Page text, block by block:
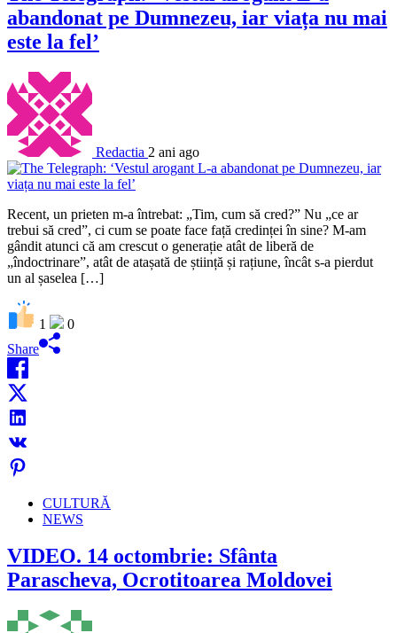
abandonat pe Dumnezeu, iar viața nu mai
este la fel’
Redactia 2 ani ago
Recent, un prieten m-a întrebat: „Tim, cum să cred?” Nu „ce ar
trebui să cred”, ci cum se poate face față credinței în sine? M-am
gândit atunci că am crescut o generație atât de liberă de
„îndoctrinare”, atât de atașată de știință și rațiune, încât s-a pierdut
un al șaselea […]
1
0
Share
CULTURĂ
NEWS
VIDEO. 14 octombrie: Sfânta
Parascheva, Ocrotitoarea Moldovei